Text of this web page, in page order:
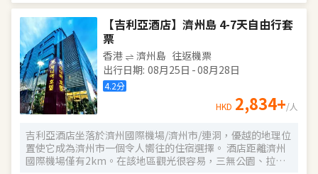
提供收費的自助式早餐。 特色服務/設施包括24 小時前台服
務和行李寄存。酒店提供免費代客停車。 有 283 間空調客房
提供LED 電視；您定能在旅途中找到家的舒適。提供免費無
線網絡，方便您與朋友保持聯繫；有線頻道可滿足您的娛樂
需求。配備浴缸或淋浴的私人浴室提供坐浴桶和吹風機。便
利設施包括保險箱和書桌；而且每天提供客房服務。
【吉利亞酒店】濟州島 4-7天自由行套
票
香港 濟州島 往返機票
出行日期: 08月25日 -08月28日
4.2分
HKD 2,834+/人
吉利亞酒店坐落於濟州國際機場/濟州市/連洞，優越的地理位
置使它成為濟州市一個令人嚮往的住宿選擇。 酒店距離濟州
國際機場僅有2km。在該地區觀光很容易，三無公園、拉斯